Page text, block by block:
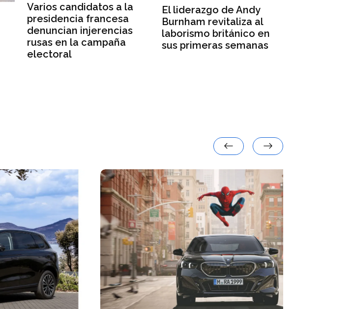
Varios candidatos a la
presidencia francesa
denuncian injerencias
rusas en la campaña
electoral
El liderazgo de Andy
Burnham revitaliza al
laborismo británico en
sus primeras semanas